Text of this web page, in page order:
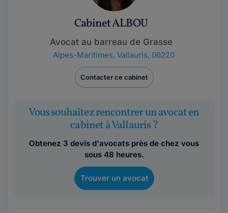
Cabinet ALBOU
Avocat au barreau de Grasse
Alpes-Maritimes, Vallauris, 06220
Contacter ce cabinet
Vous souhaitez rencontrer un avocat en
cabinet à Vallauris ?
Obtenez 3 devis d'avocats près de chez vous
sous 48 heures.
Trouver un avocat